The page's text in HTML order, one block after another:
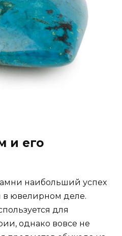
и его
наибольший успех
в ювелирном деле.
для
однако вовсе не